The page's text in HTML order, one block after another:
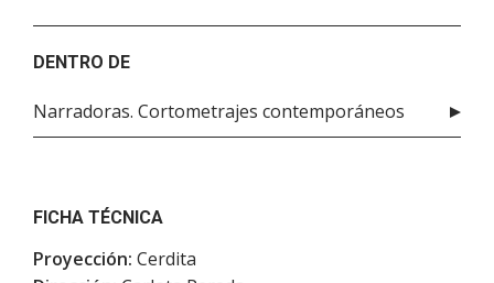
DENTRO DE
Narradoras. Cortometrajes contemporáneos
FICHA TÉCNICA
Proyección: Cerdita